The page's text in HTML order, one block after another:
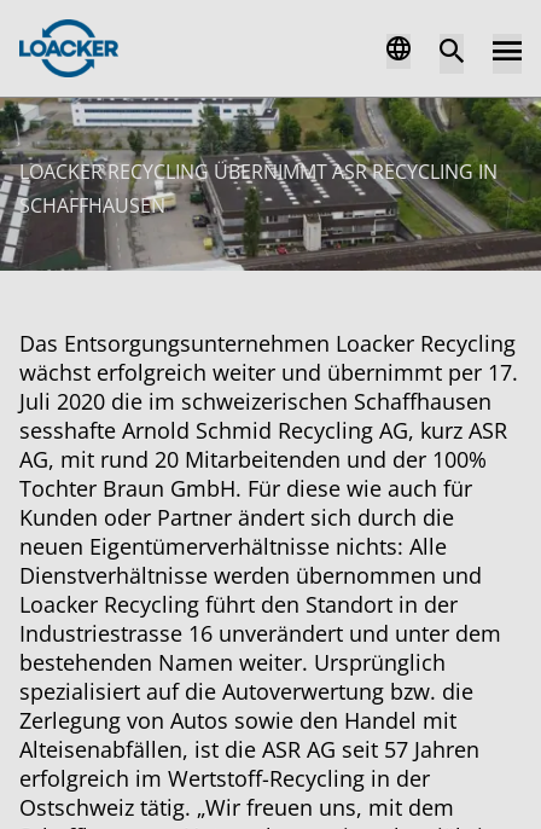
LOACKER RECYCLING ÜBERNIMMT ASR RECYCLING IN
SCHAFFHAUSEN
Das Entsorgungsunternehmen Loacker Recycling
wächst erfolgreich weiter und übernimmt per 17.
Juli 2020 die im schweizerischen Schaffhausen
sesshafte Arnold Schmid Recycling AG, kurz ASR
AG, mit rund 20 Mitarbeitenden und der 100%
Tochter Braun GmbH. Für diese wie auch für
Kunden oder Partner ändert sich durch die
neuen Eigentümerverhältnisse nichts: Alle
Dienstverhältnisse werden übernommen und
Loacker Recycling führt den Standort in der
Industriestrasse 16 unverändert und unter dem
bestehenden Namen weiter. Ursprünglich
spezialisiert auf die Autoverwertung bzw. die
Zerlegung von Autos sowie den Handel mit
Alteisenabfällen, ist die ASR AG seit 57 Jahren
erfolgreich im Wertstoff-Recycling in der
Ostschweiz tätig. „Wir freuen uns, mit dem